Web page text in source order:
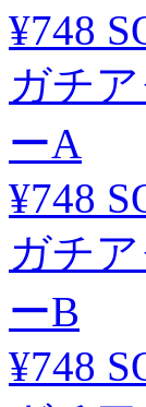
¥748
ガチ
ーA
¥748
ガチ
ーB
¥748